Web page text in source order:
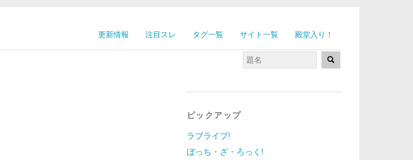
更新情報 注目スレ タグ一覧 サイト一覧 殿堂入り！
ピックアップ
ラブライブ!
ぼっち・ざ・ろっく!